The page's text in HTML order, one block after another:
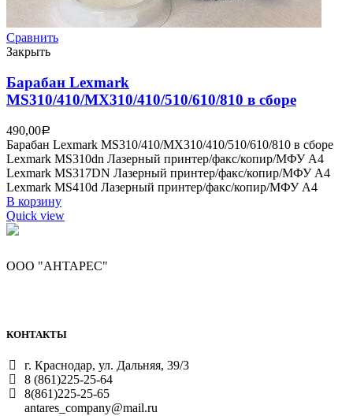
Сравнить
Закрыть
Барабан Lexmark
MS310/410/MX310/410/510/610/810 в сборе
490,00Р
Барабан Lexmark MS310/410/MX310/410/510/610/810 в сборе
Lexmark MS310dn Лазерный принтер/факс/копир/МФУ A4
Lexmark MS317DN Лазерный принтер/факс/копир/МФУ A4
Lexmark MS410d Лазерный принтер/факс/копир/МФУ A4
В корзину
Quick view
ООО "АНТАРЕС"
КОНТАКТЫ
г. Краснодар, ул. Дальняя, 39/3
8 (861)225-25-64
8(861)225-25-65
antares_company@mail.ru